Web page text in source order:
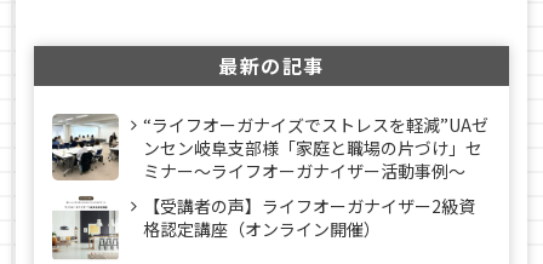
最新の記事
“ライフオーガナイズでストレスを軽減”UAゼ
ンセン岐阜支部様「家庭と職場の片づけ」セ
ミナー～ライフオーガナイザー活動事例〜
【受講者の声】ライフオーガナイザー2級資
格認定講座（オンライン開催）